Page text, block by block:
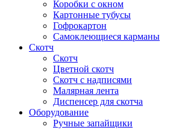
Коробки с окном
Картонные тубусы
Гофрокартон
Самоклеющиеся карманы
Скотч
Скотч
Цветной скотч
Скотч с надписями
Малярная лента
Диспенсер для скотча
Оборудование
Ручные запайщики